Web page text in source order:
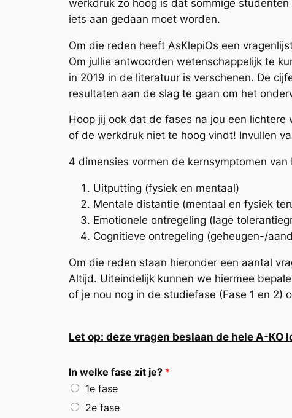
werkdruk zo hoog is dat sommige
iets aan gedaan moet worden.
Om die reden heeft AsKlepiOs een
Om jullie antwoorden wetenschappelijk te
in 2019 in de literatuur is verschenen. De
resultaten aan de slag te gaan om het
Hoop jij ook dat de fases na jou een
of de werkdruk niet te hoog vindt! Invullen
4 dimensies vormen de kernsymptomen van
Uitputting (fysiek en mentaal)
Mentale distantie (mentaal en fysiek
Emotionele ontregeling (lage
Cognitieve ontregeling (geheugen-/
Om die reden staan hieronder een aantal
Altijd. Uiteindelijk kunnen we hiermee
of je nou nog in de studiefase (Fase 1 en 2)
Let op: deze vragen beslaan de hele A-KO
In welke fase zit je? *
1e fase
2e fase